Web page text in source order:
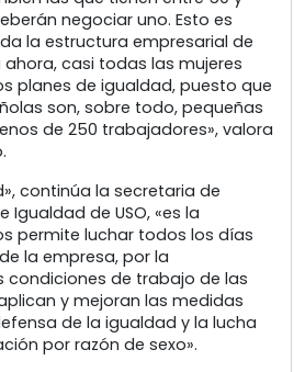
negociar uno. Esto es
la estructura empresarial de
casi todas las mujeres
planes de igualdad, puesto que
son, sobre todo, pequeñas
de 250 trabajadores», valora
continúa la secretaria de
Igualdad de USO, «es la
permite luchar todos los días
la empresa, por la
condiciones de trabajo de las
y mejoran las medidas
de la igualdad y la lucha
por razón de sexo».